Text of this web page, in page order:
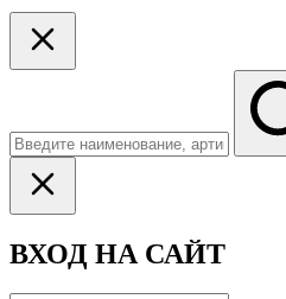
ВХОД НА САЙТ